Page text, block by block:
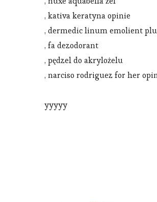
, kativa keratyna opinie
, dermedic linum emolient
, fa dezodorant
, pędzel do akrylożelu
, narciso rodriguez for her
yyyyy